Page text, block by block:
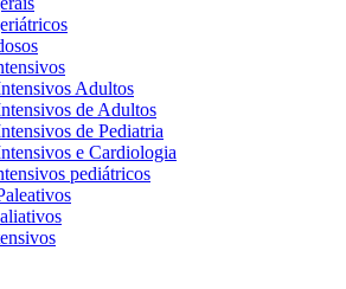
Adultos
de Adultos
de Pediatria
e Cardiologia
pediátricos